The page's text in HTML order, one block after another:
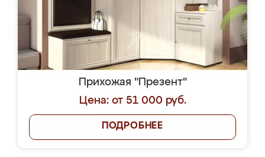
Прихожая "Презент"
Цена: от 51 000 руб.
ПОДРОБНЕЕ